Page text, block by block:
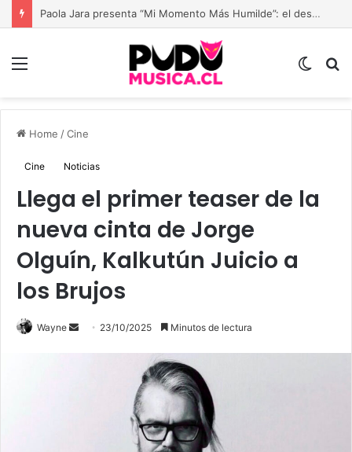
Vibra Fest 2026, el Festival de música urbana más grande de Chile está de vuelta
Menu
Switch
Home /Cine
Cine Noticias
Llega el primer teaser de la
nueva cinta de Jorge
Olguín, Kalkutún Juicio a
los Brujos
Wayne
Send 23/10/2025 Minutos de lectura